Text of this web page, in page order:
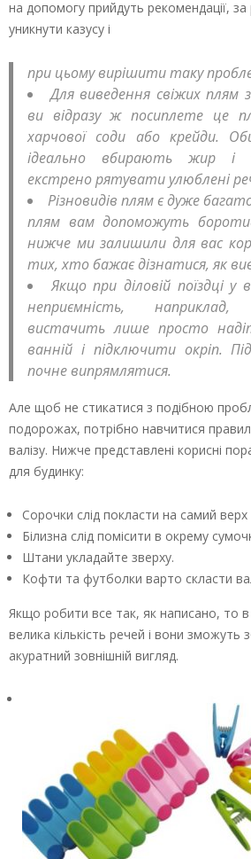
на допомогу прийдуть рекомендації,
уникнути казусу і
при цьому вирішити таку
Для виведення свіжих плям
ви відразу ж посиплете це
харчової соди або крейди.
ідеально вбирають жир і
екстрено рятувати улюблені
Різновидів плям є дуже
плям вам допоможуть
нижче ми залишили для вас
тих, хто бажає дізнатися, як
Якщо при діловій поїздці у
неприємність,
вистачить лише просто
ванній і підключити окріп.
почне випрямлятися.
Але щоб не стикатися з подібною
подорожах, потрібно навчитися
валізу. Нижче представлені корисні
для будинку:
Сорочки слід покласти на самий верх
Білизна слід помісити в окрему
Штани укладайте зверху.
Кофти та футболки варто скласти
Якщо робити все так, як написано, то в
велика кількість речей і вони зможуть
акуратний зовнішній вигляд.